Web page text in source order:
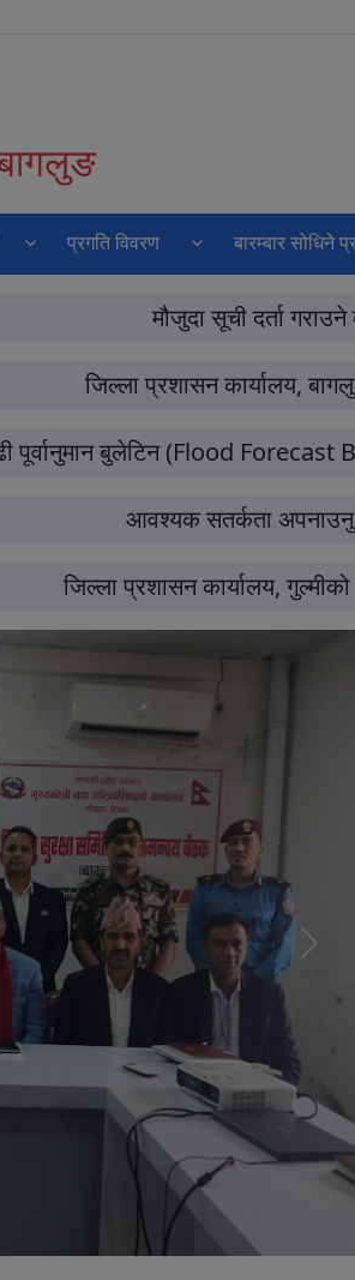
प्रगति विवरण बारम्बार सोधिने
मौजुदा सूची दर्ता
जिल्ला प्रशासन कार्यालय,
पूर्वानुमान बुलेटिन (Flood
आवश्यक सतर्कता
जिल्ला प्रशासन कार्यालय,
अर्को